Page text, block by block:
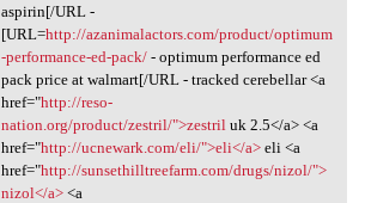
aspirin[/URL -
[URL=http://azanimalactors.com/product/optimum
-performance-ed-pack/- optimum performance ed
pack price at walmart[/URL - tracked cerebellar <a
href="http://reso-
nation.org/product/zestril/">zestril uk 2.5</a> <a
href="http://ucnewark.com/eli/">eli</a>eli <a
href="http://sunsethilltreefarm.com/drugs/nizol/">
nizol</a><a